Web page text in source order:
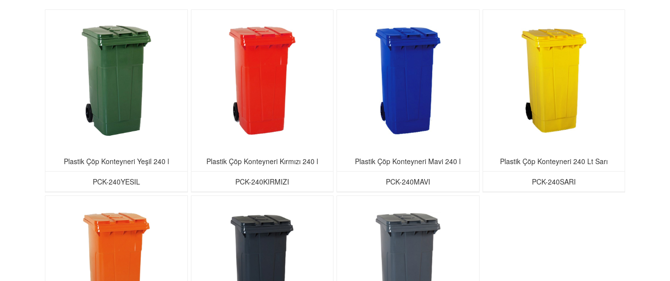
Plastik Çöp Konteyneri Yeşil 240 l
PCK-240YESIL
Plastik Çöp Konteyneri Kırmızı 240 l
PCK-240KIRMIZI
Plastik Çöp Konteyneri Mavi 240 l
PCK-240MAVI
Plastik Çöp Konteyneri 240 Lt Sarı
PCK-240SARI